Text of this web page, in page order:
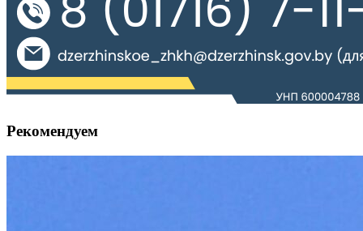
Рекомендуем